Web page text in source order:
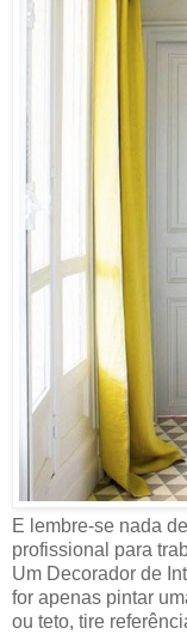
E lembre-se nada
profissional para
Um Decorador de
for apenas pintar
ou teto, tire